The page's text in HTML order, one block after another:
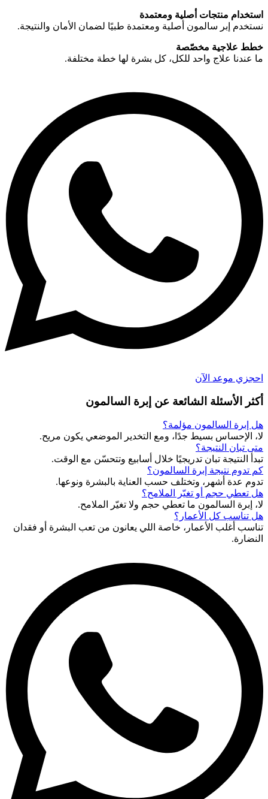
استخدام منتجات أصلية ومعتمدة
نستخدم إبر سالمون أصلية ومعتمدة طبيًا لضمان الأمان والنتيجة.
خطط علاجية مخصّصة
ما عندنا علاج واحد للكل، كل بشرة لها خطة مختلفة.
احجزي موعد الآن
أكثر الأسئلة الشائعة عن إبرة السالمون
هل إبرة السالمون مؤلمة؟
لا، الإحساس بسيط جدًا، ومع التخدير الموضعي يكون مريح.
متى تبان النتيجة؟
تبدأ النتيجة تبان تدريجيًا خلال أسابيع وتتحسّن مع الوقت.
كم تدوم نتيجة إبرة السالمون؟
تدوم عدة أشهر، وتختلف حسب العناية بالبشرة ونوعها.
هل تعطي حجم أو تغيّر الملامح؟
لا، إبرة السالمون ما تعطي حجم ولا تغيّر الملامح.
هل تناسب كل الأعمار؟
تناسب أغلب الأعمار، خاصة اللي يعانون من تعب البشرة أو فقدان
النضارة.